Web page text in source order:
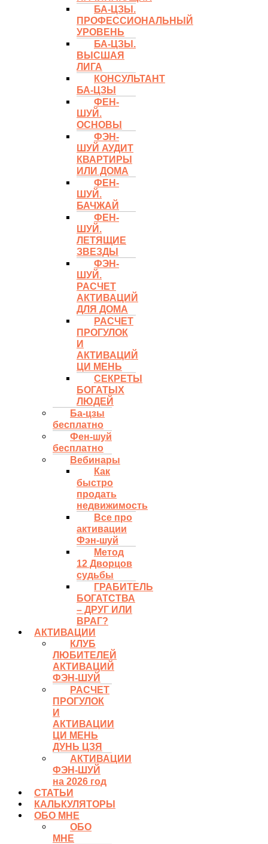
БА-ЦЗЫ.
ПРОФЕССИОНАЛЬНЫЙ
УРОВЕНЬ
БА-ЦЗЫ.
ВЫСШАЯ
ЛИГА
КОНСУЛЬТАНТ
БА-ЦЗЫ
ФЕН-
ШУЙ.
ОСНОВЫ
ФЭН-
ШУЙ АУДИТ
КВАРТИРЫ
ИЛИ ДОМА
ФЕН-
ШУЙ.
БАЧЖАЙ
ФЕН-
ШУЙ.
ЛЕТЯЩИЕ
ЗВЕЗДЫ
ФЭН-
ШУЙ.
РАСЧЕТ
АКТИВАЦИЙ
ДЛЯ ДОМА
РАСЧЕТ
ПРОГУЛОК
И
АКТИВАЦИЙ
ЦИ МЕНЬ
СЕКРЕТЫ
БОГАТЫХ
ЛЮДЕЙ
Ба-цзы
бесплатно
Фен-шуй
бесплатно
Вебинары
Как
быстро
продать
недвижимость
Все про
активации
Фэн-шуй
Метод
12 Дворцов
судьбы
ГРАБИТЕЛЬ
БОГАТСТВА
– ДРУГ ИЛИ
ВРАГ?
АКТИВАЦИИ
КЛУБ
ЛЮБИТЕЛЕЙ
АКТИВАЦИЙ
ФЭН-ШУЙ
РАСЧЕТ
ПРОГУЛОК
И
АКТИВАЦИИ
ЦИ МЕНЬ
ДУНЬ ЦЗЯ
АКТИВАЦИИ
ФЭН-ШУЙ
на 2026 год
СТАТЬИ
КАЛЬКУЛЯТОРЫ
ОБО МНЕ
ОБО
МНЕ